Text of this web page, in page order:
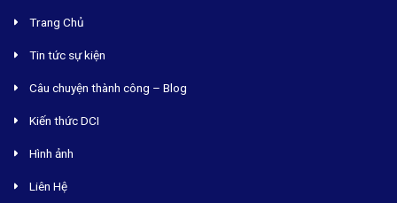
Trang Chủ
Tin tức sự kiện
Câu chuyện thành công – Blog
Kiến thức DCI
Hình ảnh
Liên Hệ